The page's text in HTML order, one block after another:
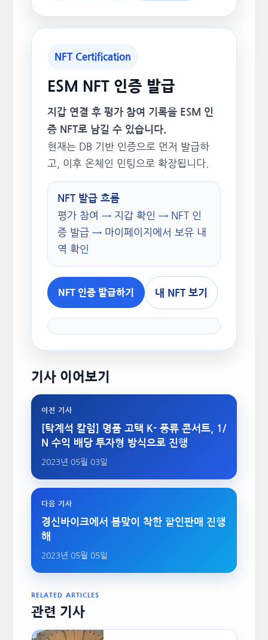
NFT Certification
ESM NFT 인증 발급
지갑 연결 후 평가 참여 기록을 ESM 인
증 NFT로 남길 수 있습니다.
현재는 DB 기반 인증으로 먼저 발급하
고, 이후 온체인 민팅으로 확장됩니다.
NFT 발급 흐름
평가 참여 → 지갑 확인 → NFT 인
증 발급 → 마이페이지에서 보유 내
역 확인
NFT 인증 발급하기 내 NFT 보기
기사 이어보기
이전 기사
[탁계석 칼럼] 명품 고택 K- 풍류 콘서트, 1/
N 수익 배당 투자형 방식으로 진행
2023년 05월 03일
다음 기사
경신바이크에서 봄맞이 착한 할인판매 진행
해
2023년 05월 05일
RELATED ARTICLES
관련 기사